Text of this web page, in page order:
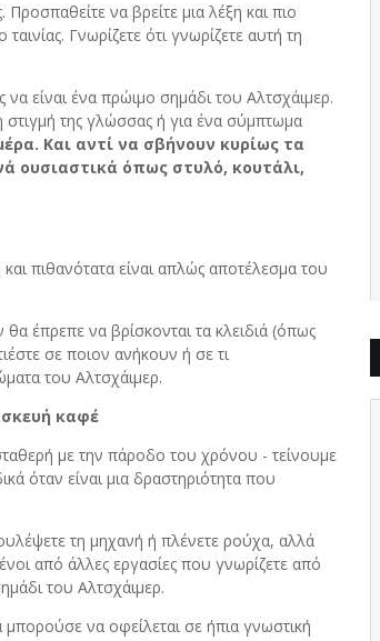
Προσπαθείτε να βρείτε μια λέξη και πιο
Γνωρίζετε ότι γνωρίζετε αυτή τη
είναι ένα πρώιμο σημάδι του Αλτσχάιμερ.
στιγμή της γλώσσας ή για ένα σύμπτωμα
Και αντί να σβήνουν κυρίως τα
ουσιαστικά όπως στυλό, κουτάλι,
πιθανότατα είναι απλώς αποτέλεσμα του
έπρεπε να βρίσκονται τα κλειδιά (όπως
σε ποιον ανήκουν ή σε τι
του Αλτσχάιμερ.
καφέ
με την πάροδο του χρόνου - τείνουμε
όταν είναι μια δραστηριότητα που
τη μηχανή ή πλένετε ρούχα, αλλά
από άλλες εργασίες που γνωρίζετε από
του Αλτσχάιμερ.
να οφείλεται σε ήπια γνωστική